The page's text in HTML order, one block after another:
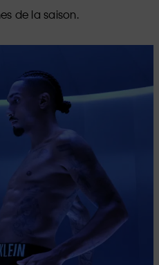
de la saison.